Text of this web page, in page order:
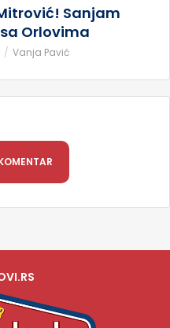
Sanjam
Orlovima
Vanja Pavić